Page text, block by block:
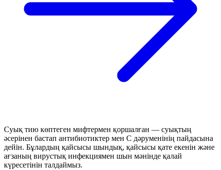
Суық тию көптеген мифтермен қоршалған — суықтың
әсерінен бастап антибиотиктер мен С дәруменінің пайдасына
дейін. Бұлардың қайсысы шындық, қайсысы қате екенін және
ағзаның вирустық инфекциямен шын мәнінде қалай
күресетінін талдаймыз.